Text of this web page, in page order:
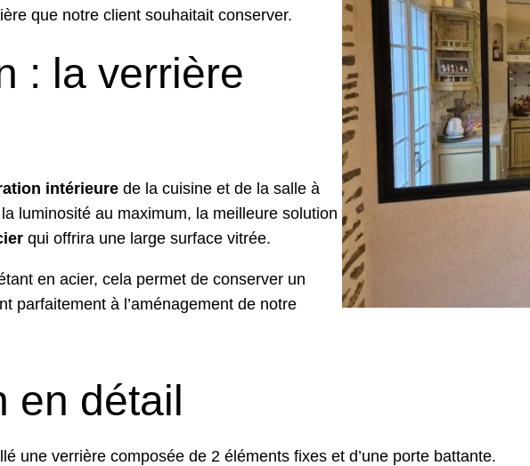
que notre client souhaitait conserver.
: la verrière
intérieure de la cuisine et de la salle à
luminosité au maximum, la meilleure solution
qui offrira une large surface vitrée.
en acier, cela permet de conserver un
parfaitement à l’aménagement de notre
en détail
une verrière composée de 2 éléments fixes et d’une porte battante.